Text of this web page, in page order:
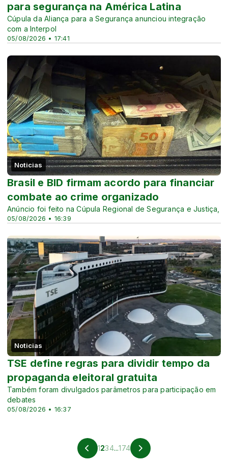
05/08/2026 • 17:41
para segurança na América Latina
Cúpula da Aliança para a Segurança anunciou integração
com a Interpol
Noticias
05/08/2026 • 16:39
Brasil e BID firmam acordo para financiar
combate ao crime organizado
Anúncio foi feito na Cúpula Regional de Segurança e Justiça,
Noticias
05/08/2026 • 16:37
TSE define regras para dividir tempo da
propaganda eleitoral gratuita
Também foram divulgados parâmetros para participação em
debates
1234...174